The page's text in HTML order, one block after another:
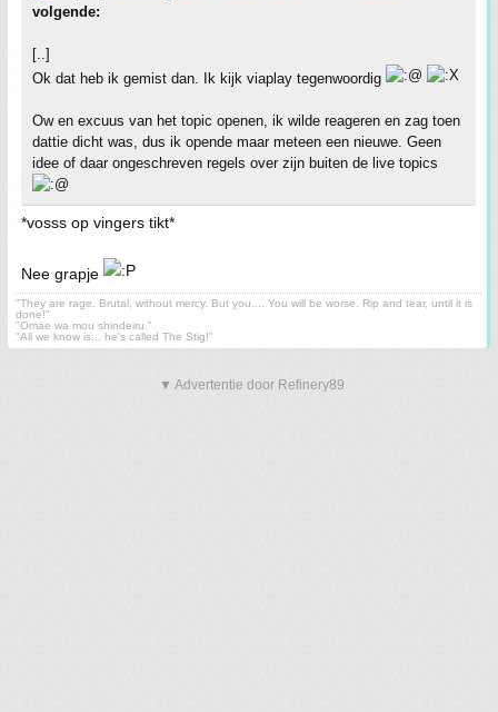
volgende:
[..]
Ok dat heb ik gemist dan. Ik kijk viaplay tegenwoordig
Ow en excuus van het topic openen, ik wilde reageren en zag toen
dattie dicht was, dus ik opende maar meteen een nieuwe. Geen
idee of daar ongeschreven regels over zijn buiten de live topics
*vosss op vingers tikt*
Nee grapje
"They are rage. Brutal, without mercy. But you.... You will be worse. Rip and tear, until it is
done!"
"Omae wa mou shindeiru."
"All we know is... he's called The Stig!"
▼ Advertentie door Refinery89